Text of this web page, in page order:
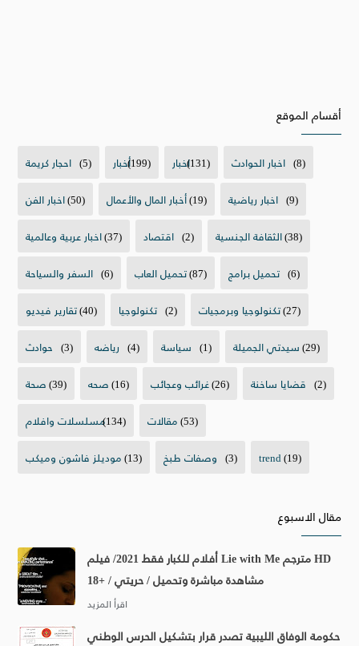
أقسام الموقع
احجار كريمة (5) أخبار(199) اخبار(131) اخبار الحوادث (8)
اخبار الفن(50) أخبار المال والأعمال(19) اخبار رياضية (9)
اخبار عربية وعالمية(37) اقتصاد (2) الثقافة الجنسية(38)
السفر والسياحة (6) تحميل العاب(87) تحميل برامج (6)
تقارير فيديو(40) تكنولوجيا (2) تكنولوجيا وبرمجيات(27)
حوادث (3) رياضه (4) سياسة (1) سيدتي الجميلة(29)
صحة(39) صحه(16) غرائب وعجائب(26) قضايا ساخنة (2)
مسلسلات وافلام(134) مقالات(53)
موديلز فاشون وميكب(13) وصفات طبخ (3) trend(19)
مقال الاسبوع
أفلام للكبار فقط 2021/ فيلم Lie with Me مترجم HD
مشاهدة مباشرة وتحميل / حريتي / +18
حكومة الوفاق الليبية تصدر قرار بتشكيل الحرس الوطني